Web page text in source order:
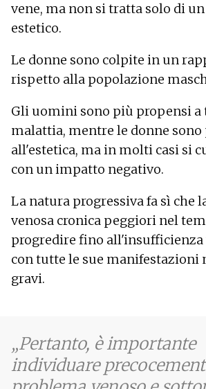
vene, ma non si tratta solo di
estetico.
Le donne sono colpite in un
rispetto alla popolazione
Gli uomini sono più propensi a
malattia, mentre le donne
all'estetica, ma in molti casi si
con un impatto negativo.
La natura progressiva fa sì che
venosa cronica peggiori nel
progredire fino all'insufficienza
con tutte le sue manifestazioni
gravi.
Pertanto, è importante
individuare